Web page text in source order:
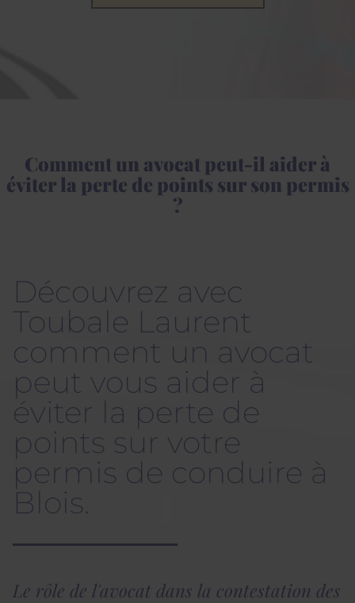
Comment un avocat peut-il aider à
éviter la perte de points sur son permis
?
Découvrez avec
Toubale Laurent
comment un avocat
peut vous aider à
éviter la perte de
points sur votre
permis de conduire à
Blois.
Le rôle de l'avocat dans la contestation des